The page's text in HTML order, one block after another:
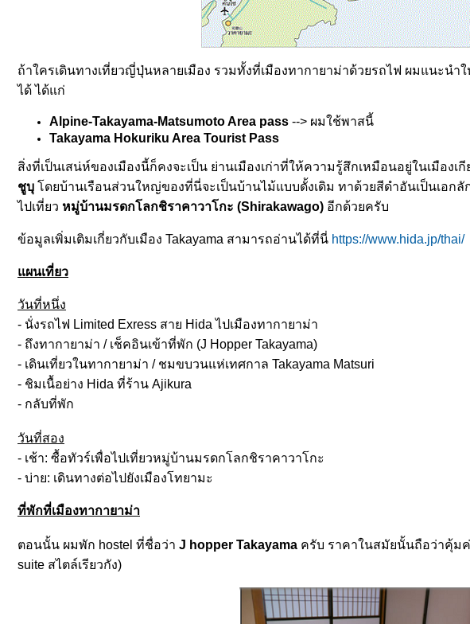
ถ้าใครเดินทางเที่ยวญี่ปุ่นหลายเมือง รวมทั้งที่เมืองทากายาม่าด้วยรถไฟ ผมแนะน
ได้ ได้แก่
Alpine-Takayama-Matsumoto Area pass --> ผมใช้พาสนี้
Takayama Hokuriku Area Tourist Pass
สิ่งที่เป็นเสน่ห์ของเมืองนี้ก็คงจะเป็น ย่านเมืองเก่าที่ให้ความรู้สึกเหมือนอยู่ในเมืองเ
ชูบุ ดยบ้านเรือนส่วนใหญ่ของที่นี่จะเป็นบ้านไม้แบบดั้งเดิม ทาด้วยสีดำอันเป็นเอก
ไปเที่ยว หมู่บ้านมรดกโลกชิราคาวาโกะ (Shirakawago) อีกด้วยครับ
ข้อมูลเพิ่มเติมเกี่ยวกับเมือง Takayama สามารถอ่านได้ที่นี่ https://www.hida.jp/thai/
ผนเที่ยว
วันที่หนึ่ง
- นั่งรถไฟ Limited Exress สาย Hida ไปเมืองทากายาม่า
- ถึงทากายาม่า / เช็คอินเข้าที่พัก (J Hopper Takayama)
- เดินเที่ยวในทากายาม่า / ชมขบวนแห่เทศกาล Takayama Matsuri
- ชิมเนื้อย่าง Hida ที่ร้าน Ajikura
- กลับที่พัก
วันที่สอง
- เช้า: ซื้อทัวร์เพื่อไปเที่ยวหมู่บ้านมรดกโลกชิราคาวาโกะ
- บ่าย: เดินทางต่อไปยังเมืองโทยามะ
ที่พักที่เมืองทากายาม่า
ตอนนั้น ผมพัก hostel ที่ชื่อว่า J hopper Takayama ครับ ราคาในสมัยนั้นถือว่าคุ้ม
suite สไตล์เรียวกัง)